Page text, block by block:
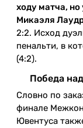
ходу матча,
Микаэля
2:2. Исход
пенальти, в
(4:2).
Победа
Словно по
финале
Ювентуса